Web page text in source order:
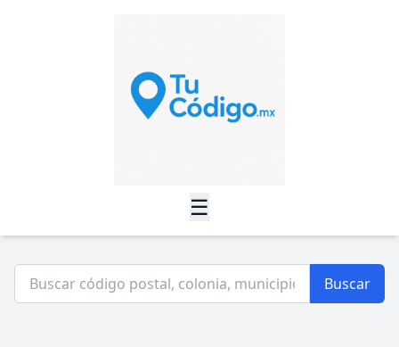
☰
Buscar